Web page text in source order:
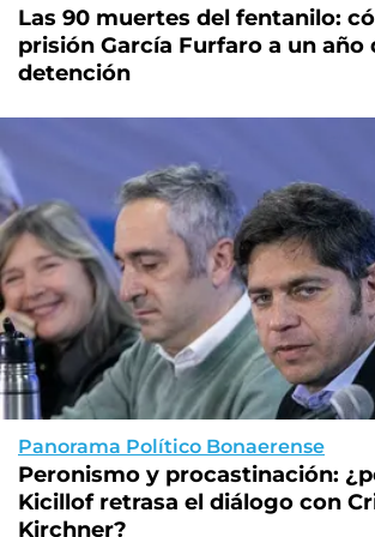
Las 90 muertes del fentanilo:
prisión García Furfaro a un año
detención
Panorama Político Bonaerense
Peronismo y procastinación:
Kicillof retrasa el diálogo con
Kirchner?